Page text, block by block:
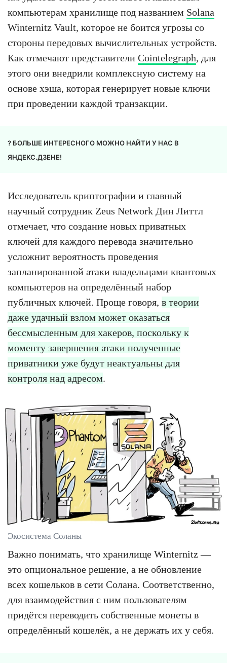
компьютерам хранилище под названием Solana
Winternitz Vault, которое не боится угрозы со
стороны передовых вычислительных устройств.
Как отмечают представители Cointelegraph, для
этого они внедрили комплексную систему на
основе хэша, которая генерирует новые ключи
при проведении каждой транзакции.
? БОЛЬШЕ ИНТЕРЕСНОГО МОЖНО НАЙТИ У НАС В
ЯНДЕКС.ДЗЕНЕ!
Исследователь криптографии и главный
научный сотрудник Zeus Network Дин Литтл
отмечает, что создание новых приватных
ключей для каждого перевода значительно
усложнит вероятность проведения
запланированной атаки владельцами квантовых
компьютеров на определённый набор
публичных ключей. Проще говоря, в теории
даже удачный взлом может оказаться
бессмысленным для хакеров, поскольку к
моменту завершения атаки полученные
приватники уже будут неактуальны для
контроля над адресом.
Экосистема Соланы
Важно понимать, что хранилище Winternitz —
это опциональное решение, а не обновление
всех кошельков в сети Солана. Соответственно,
для взаимодействия с ним пользователям
придётся переводить собственные монеты в
определённый кошелёк, а не держать их у себя.